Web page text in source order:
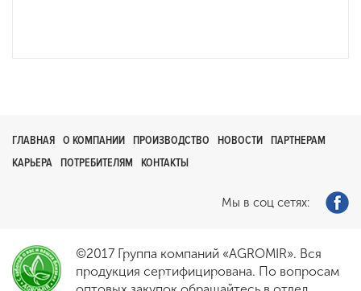
ГЛАВНАЯ О КОМПАНИИ ПРОИЗВОДСТВО НОВОСТИ
ПАРТНЕРАМ
КАРЬЕРА
ПОТРЕБИТЕЛЯМ КОНТАКТЫ
Мы в соц сетях:
©2017 Группа компаний «AGROMIR». Вся
продукция сертифицирована. По вопросам